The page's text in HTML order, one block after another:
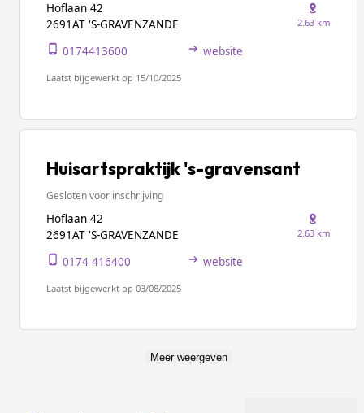
Hoflaan 42
2691AT 'S-GRAVENZANDE
2.63 km
0174413600 website
Laatst bijgewerkt op 15/10/2025
Huisartspraktijk 's-gravensant
Gesloten voor inschrijving
Hoflaan 42
2691AT 'S-GRAVENZANDE
2.63 km
0174 416400 website
Laatst bijgewerkt op 03/08/2025
Meer weergeven